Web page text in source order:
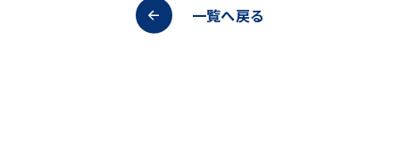
一覧へ戻る